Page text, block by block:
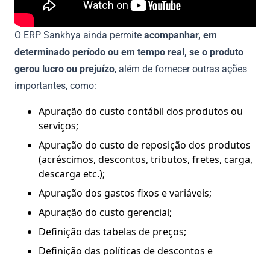
O ERP Sankhya ainda permite acompanhar, em
determinado período ou em tempo real, se o produto
gerou lucro ou prejuízo, além de fornecer outras ações
importantes, como:
Apuração do custo contábil dos produtos ou
serviços;
Apuração do custo de reposição dos produtos
(acréscimos, descontos, tributos, fretes, carga,
descarga etc.);
Apuração dos gastos fixos e variáveis;
Apuração do custo gerencial;
Definição das tabelas de preços;
Definição das políticas de descontos e